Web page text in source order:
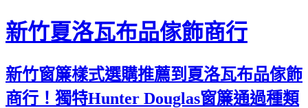
新竹夏洛瓦布品傢飾商行
新竹窗簾樣式選購推薦到夏洛瓦布品傢飾
商行！獨特Hunter Douglas窗簾通過種類